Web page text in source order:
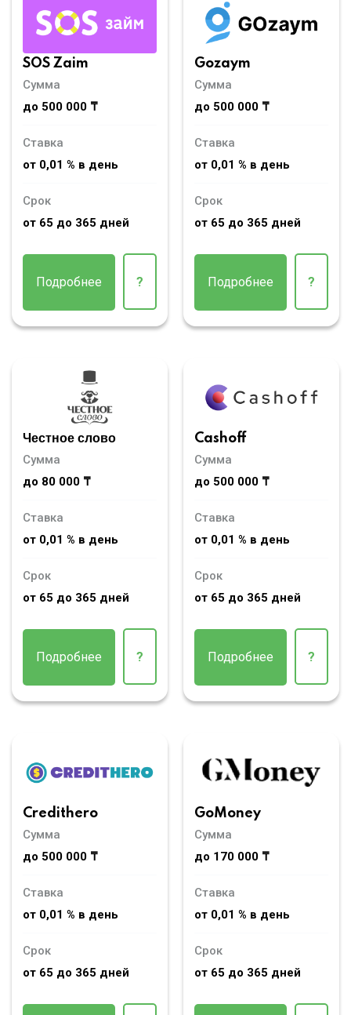
SOS Zaim
Сумма
до 500 000 ₸
Ставка
от 0,01 % в день
Срок
от 65 до 365 дней
Подробнее ?
Gozaym
Сумма
до 500 000 ₸
Ставка
от 0,01 % в день
Срок
от 65 до 365 дней
Подробнее ?
Честное слово
Сумма
до 80 000 ₸
Ставка
от 0,01 % в день
Срок
от 65 до 365 дней
Подробнее ?
Cashoff
Сумма
до 500 000 ₸
Ставка
от 0,01 % в день
Срок
от 65 до 365 дней
Подробнее ?
Credithero
Сумма
до 500 000 ₸
Ставка
от 0,01 % в день
Срок
от 65 до 365 дней
GoMoney
Сумма
до 170 000 ₸
Ставка
от 0,01 % в день
Срок
от 65 до 365 дней